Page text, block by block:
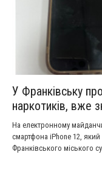
У Франківську
наркотиків, вже
На електронному
смартфона iPhone 12,
Франківського міського